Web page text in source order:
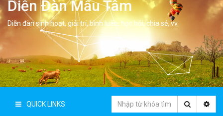
Diễn Đàn Mẫu Tâm
Diễn đàn sinh hoạt, giải trí, bình luân, học hỏi, chia sẻ, vv.
QUICK LINKS